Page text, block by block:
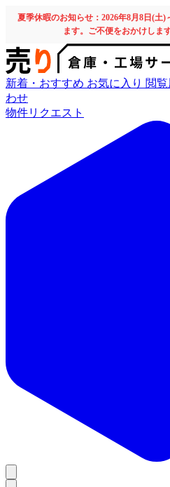
夏季休暇のお知らせ：2026年8月8日(土
ます。ご不便をおかけしま
新着・おすすめ お気に入り 閲
わせ
物件リクエスト